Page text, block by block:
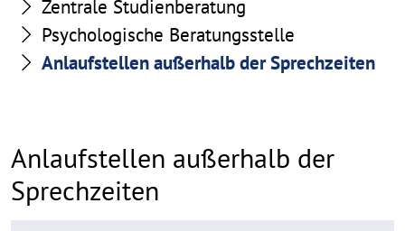
Zentrale Studienberatung
Psychologische Beratungsstelle
Anlaufstellen außerhalb der Sprechzeiten
Anlaufstellen außerhalb der
Sprechzeiten